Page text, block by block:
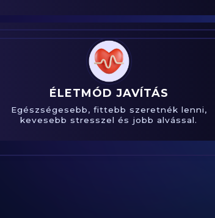
ÉLETMÓD JAVÍTÁS
Egészségesebb, fittebb szeretnék lenni,
kevesebb stresszel és jobb alvással.